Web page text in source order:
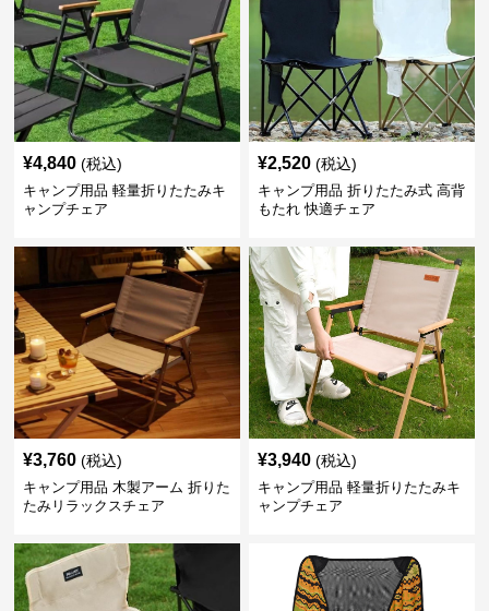
¥4,840 (税込)
キャンプ用品 軽量折りたたみキ
ャンプチェア
¥2,520 (税込)
キャンプ用品 折りたたみ式 高背
もたれ 快適チェア
¥3,760 (税込)
キャンプ用品 木製アーム 折りた
たみリラックスチェア
¥3,940 (税込)
キャンプ用品 軽量折りたたみキ
ャンプチェア